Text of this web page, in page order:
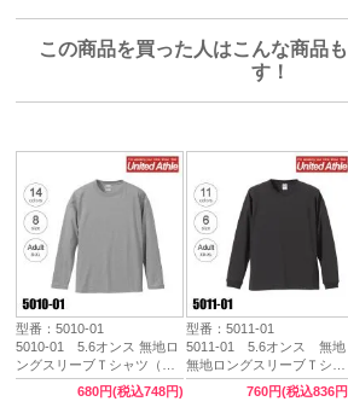
この商品を買った人はこんな商品
す！
型番：5010-01
5010-01 5.6オンス 無地ロ
ングスリーブＴシャツ（S
～XXLサイズ）★ユナイテ
680円(税込748円)
型番：5011-01
5011-01 5.6オンス 無地
無地ロングスリーブＴシャ
ツ（1.6インチリブ）（XS
～XXL）★ユナイテッドア
760円(税込836